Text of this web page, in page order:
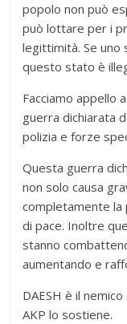
popolo non può
può lottare per i
legittimità. Se uno
questo stato è
Facciamo appello
guerra dichiarata
polizia e forze
Questa guerra
non solo causa
completamente
di pace. Inoltre
stanno
aumentando e
DAESH è il
AKP lo sostiene.